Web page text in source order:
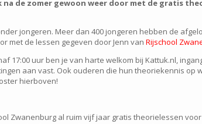
na de zomer gewoon weer door met de gratis
jongeren. Meer dan 400 jongeren hebben de
met de lessen gegeven door Jenn van Rijschool
17:00 uur ben je van harte welkom bij Kattuk.nl,
aan vast. Ook ouderen die hun theoriekennis op
hierboven!
Zwanenburg al ruim vijf jaar gratis theorielessen